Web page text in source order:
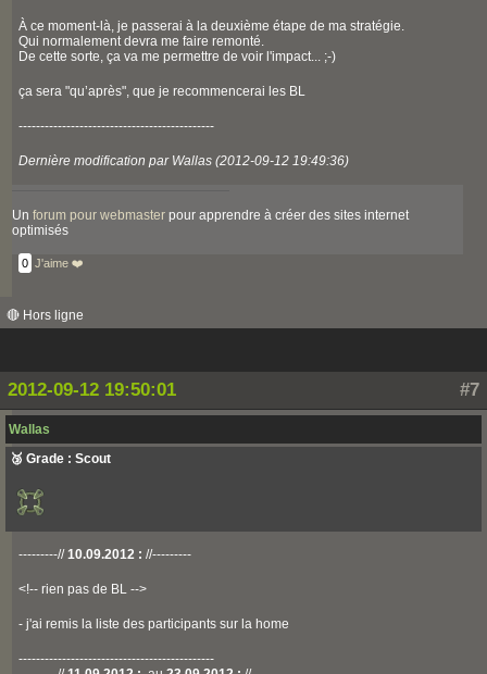
À ce moment-là, je passerai à la deuxième étape de ma stratégie.
Qui normalement devra me faire remonté.
De cette sorte, ça va me permettre de voir l'impact... ;-)
ça sera "qu’après", que je recommencerai les BL
---------------------------------------------
Dernière modification par Wallas (2012-09-12 19:49:36)
Un forum pour webmaster pour apprendre à créer des sites internet
optimisés
0 J'aime ❤️
🔴 Hors ligne
#7
2012-09-12 19:50:01
Wallas
🥉 Grade : Scout
---------//10.09.2012 : //---------
<!-- rien pas de BL -->
- j'ai remis la liste des participants sur la home
---------------------------------------------